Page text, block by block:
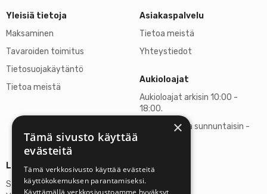
Yleisiä tietoja
Maksaminen
Tavaroiden toimitus
Tietosuojakäytäntö
Tietoa meistä
Asiakaspalvelu
Tietoa meistä
Yhteystiedot
Aukioloajat
Aukioloajat arkisin 10:00 -
18:00.
Lauantaisin ja sunnuntaisin -
Lisätietoja
Stardust Finland Oy
×
Tämä sivusto käyttää
evästeitä
Tämä verkkosivusto käyttää evästeitä
käyttökokemuksen parantamiseksi.
Käyttämällä verkkosivustoamme hyväksyt